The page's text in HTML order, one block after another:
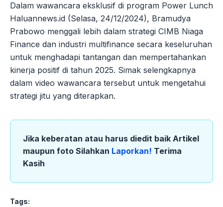
Dalam wawancara eksklusif di program Power Lunch
Haluannews.id (Selasa, 24/12/2024), Bramudya
Prabowo menggali lebih dalam strategi CIMB Niaga
Finance dan industri multifinance secara keseluruhan
untuk menghadapi tantangan dan mempertahankan
kinerja positif di tahun 2025. Simak selengkapnya
dalam video wawancara tersebut untuk mengetahui
strategi jitu yang diterapkan.
Jika keberatan atau harus diedit baik Artikel
maupun foto Silahkan Laporkan! Terima
Kasih
Tags: